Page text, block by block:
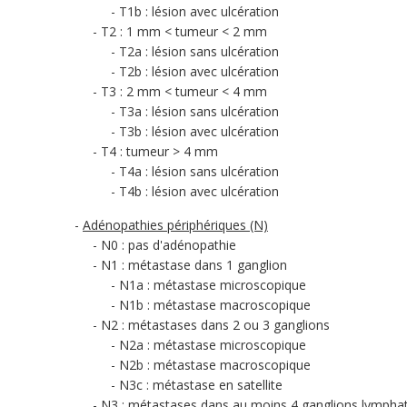
T1b : lésion avec ulcération
T2 : 1 mm < tumeur < 2 mm
T2a : lésion sans ulcération
T2b : lésion avec ulcération
T3 : 2 mm < tumeur < 4 mm
T3a : lésion sans ulcération
T3b : lésion avec ulcération
T4 : tumeur > 4 mm
T4a : lésion sans ulcération
T4b : lésion avec ulcération
Adénopathies périphériques (N)
N0 : pas d'adénopathie
N1 : métastase dans 1 ganglion
N1a : métastase microscopique
N1b : métastase macroscopique
N2 : métastases dans 2 ou 3 ganglions
N2a : métastase microscopique
N2b : métastase macroscopique
N3c : métastase en satellite